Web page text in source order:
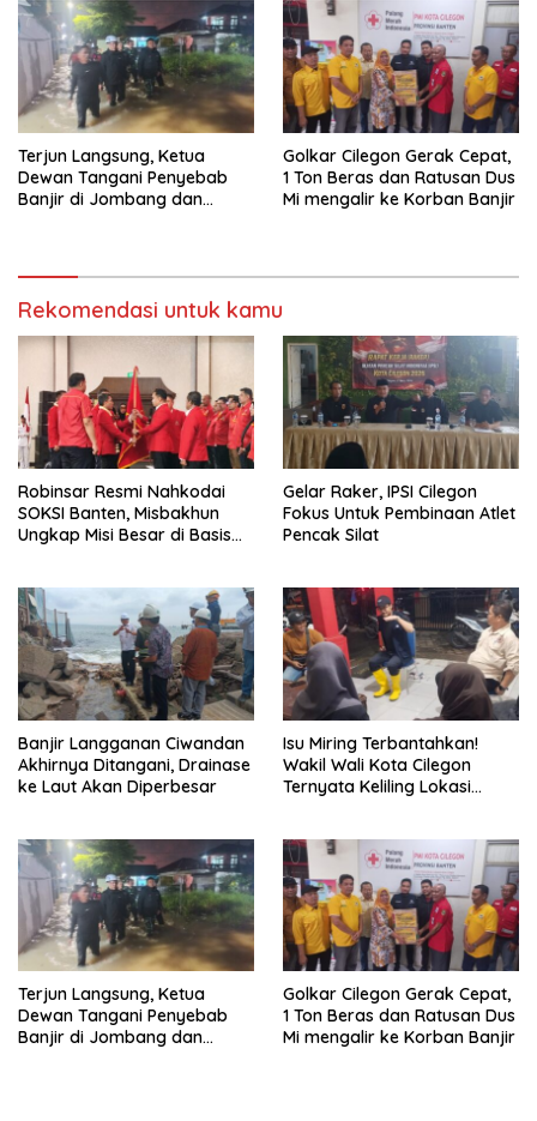
Terjun Langsung, Ketua
Dewan Tangani Penyebab
Banjir di Jombang dan
Golkar Cilegon Gerak Cepat,
1 Ton Beras dan Ratusan Dus
Mi mengalir ke Korban Banjir
Rekomendasi untuk kamu
Robinsar Resmi Nahkodai
SOKSI Banten, Misbakhun
Ungkap Misi Besar di Basis
Gelar Raker, IPSI Cilegon
Fokus Untuk Pembinaan Atlet
Pencak Silat
Banjir Langganan Ciwandan
Akhirnya Ditangani, Drainase
ke Laut Akan Diperbesar
Isu Miring Terbantahkan!
Wakil Wali Kota Cilegon
Ternyata Keliling Lokasi
Terjun Langsung, Ketua
Dewan Tangani Penyebab
Banjir di Jombang dan
Golkar Cilegon Gerak Cepat,
1 Ton Beras dan Ratusan Dus
Mi mengalir ke Korban Banjir